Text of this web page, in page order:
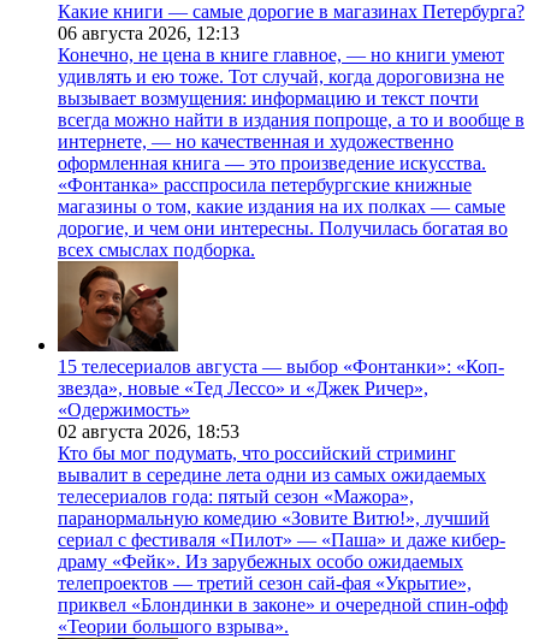
Какие книги — самые дорогие в магазинах Петербурга?
06 августа 2026, 12:13
Конечно, не цена в книге главное, — но книги умеют
удивлять и ею тоже. Тот случай, когда дороговизна не
вызывает возмущения: информацию и текст почти
всегда можно найти в издания попроще, а то и вообще в
интернете, — но качественная и художественно
оформленная книга — это произведение искусства.
«Фонтанка» расспросила петербургские книжные
магазины о том, какие издания на их полках — самые
дорогие, и чем они интересны. Получилась богатая во
всех смыслах подборка.
15 телесериалов августа — выбор «Фонтанки»: «Коп-
звезда», новые «Тед Лессо» и «Джек Ричер»,
«Одержимость»
02 августа 2026, 18:53
Кто бы мог подумать, что российский стриминг
вывалит в середине лета одни из самых ожидаемых
телесериалов года: пятый сезон «Мажора»,
паранормальную комедию «Зовите Витю!», лучший
сериал с фестиваля «Пилот» — «Паша» и даже кибер-
драму «Фейк». Из зарубежных особо ожидаемых
телепроектов — третий сезон сай-фая «Укрытие»,
приквел «Блондинки в законе» и очередной спин-офф
«Теории большого взрыва».